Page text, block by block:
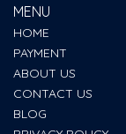
MENU
HOME
PAYMENT
ABOUT US
CONTACT US
BLOG